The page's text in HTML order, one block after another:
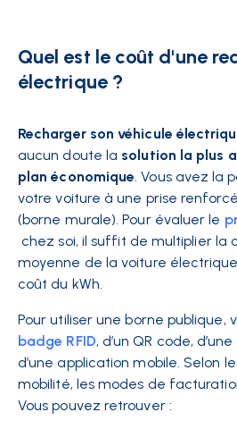
Quel est le coût d'une
électrique ?
Recharger son véhicule
aucun doute la solution la plus
plan économique. Vous avez la
votre voiture à une prise
(borne murale). Pour évaluer le
chez soi, il suffit de multiplier la
moyenne de la voiture
coût du kWh.
Pour utiliser une borne publique,
badge RFID, d’un QR code,
d’une application mobile. Selon
mobilité, les modes de
Vous pouvez retrouver :